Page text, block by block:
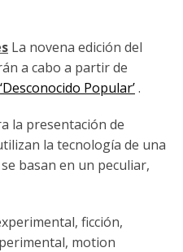
La novena edición del
a cabo a partir de
‘Desconocido Popular’.
la presentación de
la tecnología de una
basan en un peculiar,
ficción,
motion